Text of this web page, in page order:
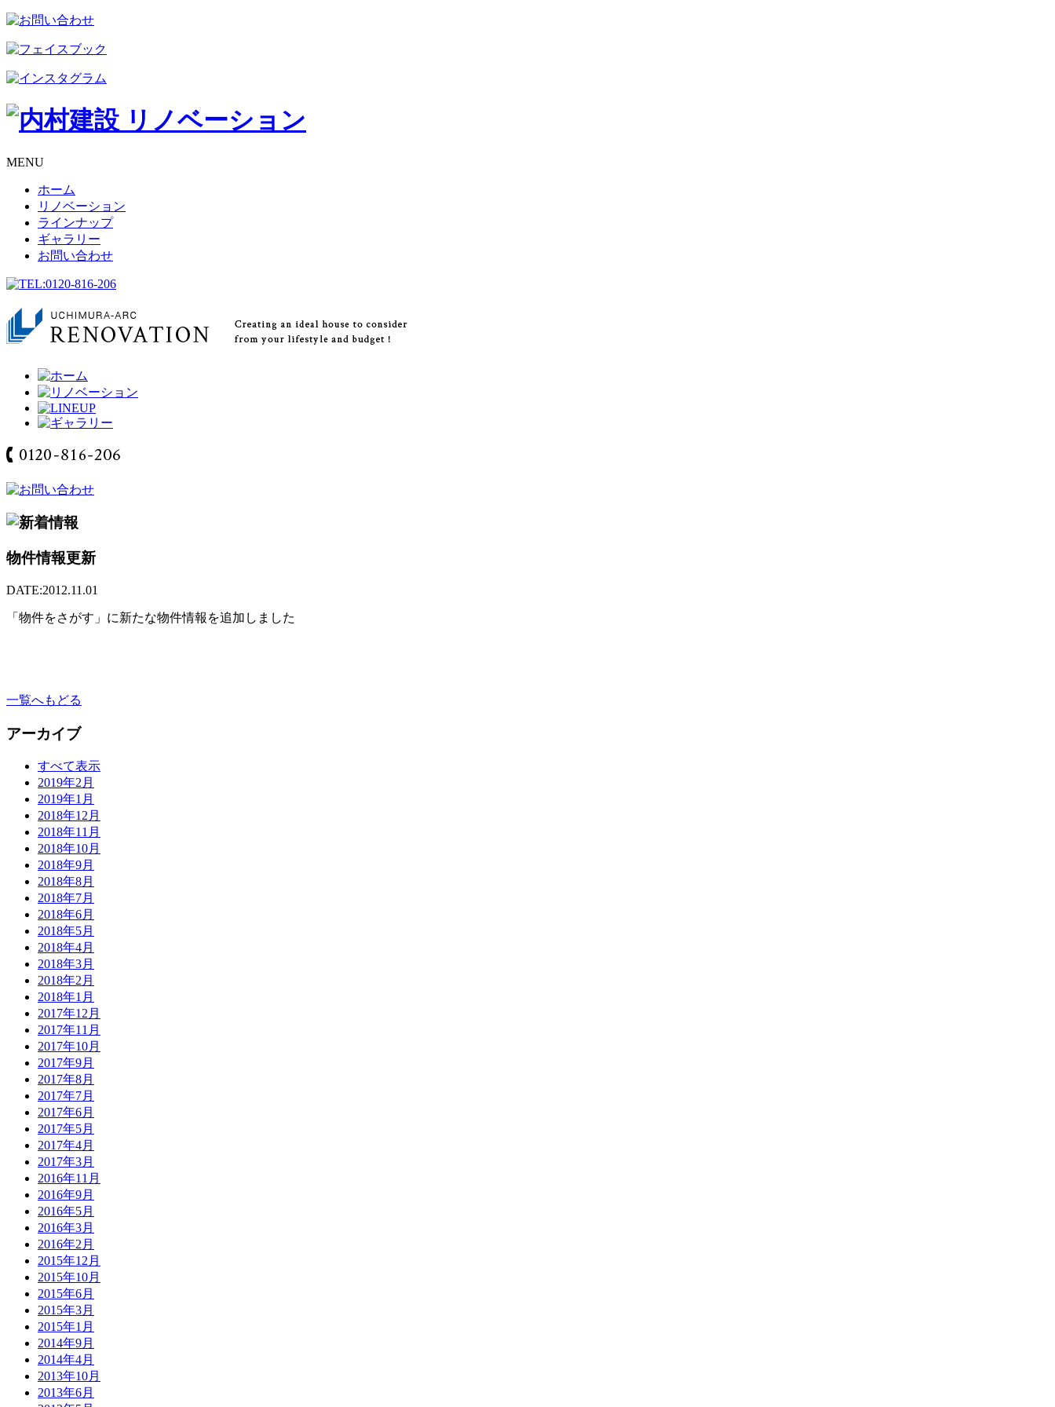
MENU
ホーム
リノベーション
ラインナップ
ギャラリー
お問い合わせ
物件情報更新
DATE:2012.11.01
「物件をさがす」に新たな物件情報を追加しました
一覧へもどる
アーカイブ
すべて表示
2019年2月
2019年1月
2018年12月
2018年11月
2018年10月
2018年9月
2018年8月
2018年7月
2018年6月
2018年5月
2018年4月
2018年3月
2018年2月
2018年1月
2017年12月
2017年11月
2017年10月
2017年9月
2017年8月
2017年7月
2017年6月
2017年5月
2017年4月
2017年3月
2016年11月
2016年9月
2016年5月
2016年3月
2016年2月
2015年12月
2015年10月
2015年6月
2015年3月
2015年1月
2014年9月
2014年4月
2013年10月
2013年6月